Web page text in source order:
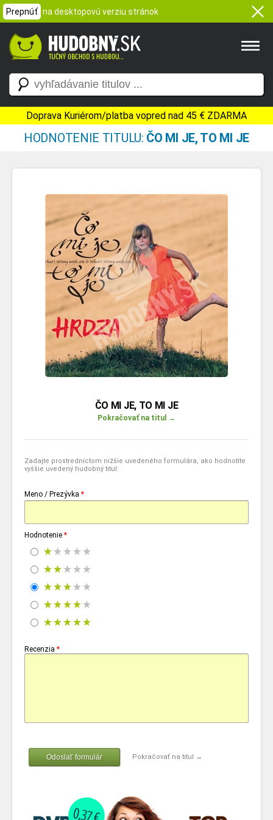
Prepnúť na desktopovú verziu stránok
Doprava Kuriérom/platba vopred nad 45 € ZDARMA
HODNOTENIE TITULU: ČO MI JE, TO MI JE
ČO MI JE, TO MI JE
Pokračovať na titul →
Zadajte prostredníctom nižšie uvedeného formulára, ako hodnotíte
vyššie uvedený hudobný titul:
Meno / Prezývka *
Hodnotenie *
Recenzia *
Odoslať formulár Pokračovať na titul →